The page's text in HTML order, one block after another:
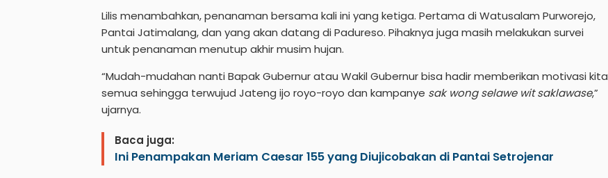
Lilis menambahkan, penanaman bersama kali ini yang ketiga. Pertama di Watusalam Purworejo,
Pantai Jatimalang, dan yang akan datang di Padureso. Pihaknya juga masih melakukan survei
untuk penanaman menutup akhir musim hujan.
“Mudah-mudahan nanti Bapak Gubernur atau Wakil Gubernur bisa hadir memberikan motivasi kita
semua sehingga terwujud Jateng ijo royo-royo dan kampanye sak wong selawe wit saklawase,”
ujarnya.
Baca juga:
Ini Penampakan Meriam Caesar 155 yang Diujicobakan di Pantai Setrojenar